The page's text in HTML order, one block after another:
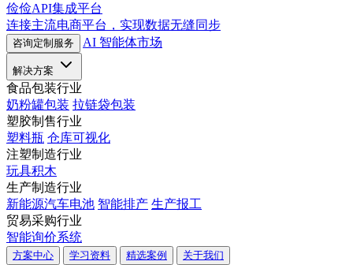
俭俭API集成平台
连接主流电商平台，实现数据无缝同步
咨询定制服务 AI 智能体市场
解决方案
食品包装行业
奶粉罐包装 拉链袋包装
塑胶制售行业
塑料瓶 仓库可视化
注塑制造行业
玩具积木
生产制造行业
新能源汽车电池 智能排产 生产报工
贸易采购行业
智能询价系统
方案中心 学习资料 精选案例 关于我们